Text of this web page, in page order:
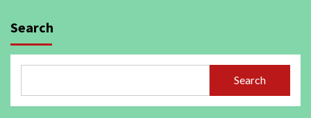
Search
Search